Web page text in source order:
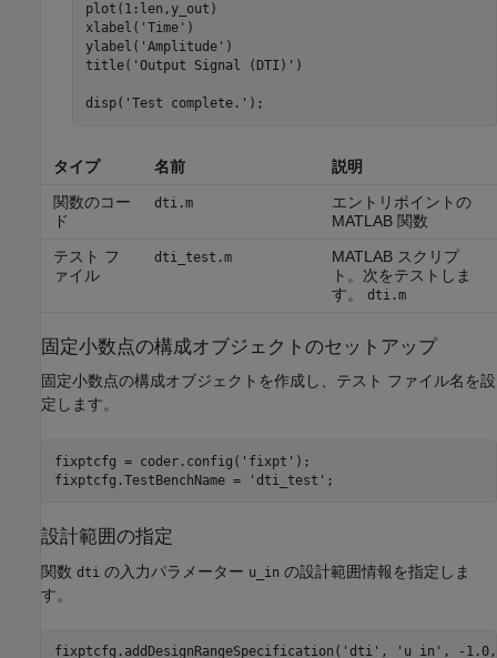
plot(1:len,y_out)
xlabel( 'Time' )
ylabel( 'Amplitude' )
title( 'Output Signal (DTI)' )
disp( 'Test complete.' );
タイプ 名前
説明
関数のコー
ド
dti.m
エントリポイントの
MATLAB 関数
テスト フ
ァイル
dti_test.m
MATLAB スクリプ
ト。次をテストしま
す。
dti.m
固定小数点の構成オブジェクトのセットアップ
固定小数点の構成オブジェクトを作成し、テスト ファイル名を設
定します。
fixptcfg = coder.config( 'fixpt' );
fixptcfg.TestBenchName =
'dti_test'
設計範囲の指定
関数 dti の入力パラメーター u_in の設計範囲情報を指定しま
す。
fixptcfg.addDesignRangeSpecification( 'dti' , 'u_in'